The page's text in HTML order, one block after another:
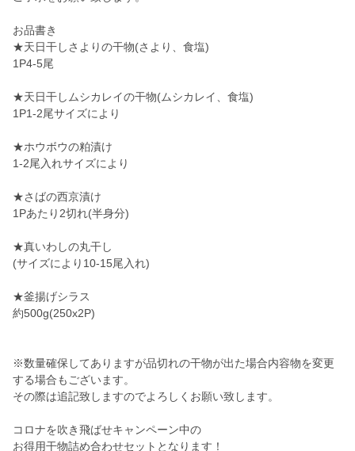
お品書き
★天日干しさよりの干物(さより、食塩)
1P4-5尾
★天日干しムシカレイの干物(ムシカレイ、食塩)
1P1-2尾サイズにより
★ホウボウの粕漬け
1-2尾入れサイズにより
★さばの西京漬け
1Pあたり2切れ(半身分)
★真いわしの丸干し
(サイズにより10-15尾入れ)
★釜揚げシラス
約500g(250x2P)
※数量確保してありますが品切れの干物が出た場合内容物を変更
する場合もございます。
その際は追記致しますのでよろしくお願い致します。
コロナを吹き飛ばせキャンペーン中の